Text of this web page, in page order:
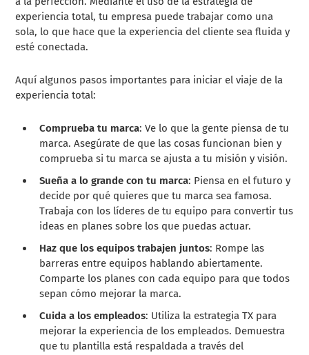
experiencia total, tu empresa puede trabajar como una
sola, lo que hace que la experiencia del cliente sea fluida y
esté conectada.
Aquí algunos pasos importantes para iniciar el viaje de la
experiencia total:
Comprueba tu marca: Ve lo que la gente piensa de tu
marca. Asegúrate de que las cosas funcionan bien y
comprueba si tu marca se ajusta a tu misión y visión.
Sueña a lo grande con tu marca: Piensa en el futuro y
decide por qué quieres que tu marca sea famosa.
Trabaja con los líderes de tu equipo para convertir tus
ideas en planes sobre los que puedas actuar.
Haz que los equipos trabajen juntos: Rompe las
barreras entre equipos hablando abiertamente.
Comparte los planes con cada equipo para que todos
sepan cómo mejorar la marca.
Cuida a los empleados: Utiliza la estrategia TX para
mejorar la experiencia de los empleados. Demuestra
que tu plantilla está respaldada a través del